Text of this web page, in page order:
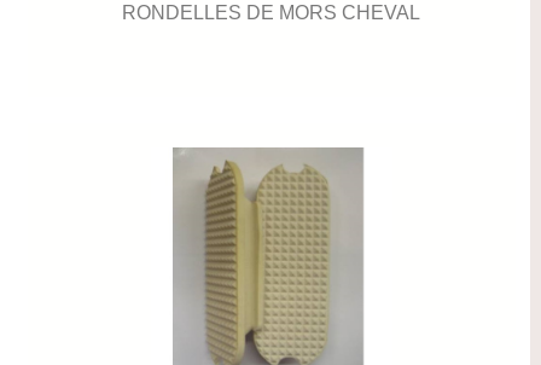
RONDELLES DE MORS CHEVAL